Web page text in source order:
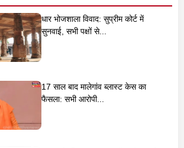
धार भोजशाला विवाद: सुप्रीम कोर्ट में
सुनवाई, सभी पक्षों से...
17 साल बाद मालेगांव ब्लास्ट केस का
फैसला: सभी आरोपी...